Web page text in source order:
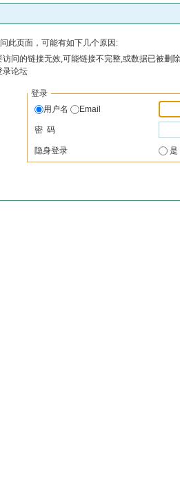
此页面，可能有如下几个原因:
问的链接无效,可能链接不完整,或数据已被删
录论坛
登录
用户名
Email
密 码
隐身登录